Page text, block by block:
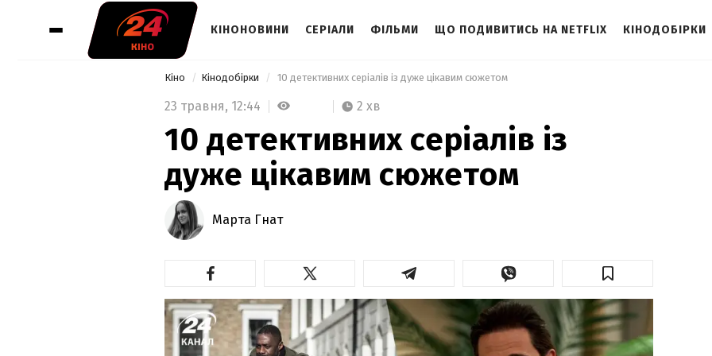
КІНОНОВИНИ СЕРІАЛИ ФІЛЬМИ ЩО ПОДИВИТИСЬ НА NETFLIX КІНОДОБІРКИ
Кіно Кінодобірки 10 детективних серіалів із дуже цікавим сюжетом
23 травня, 12:44 2 хв
10 детективних серіалів із
дуже цікавим сюжетом
Марта Гнат